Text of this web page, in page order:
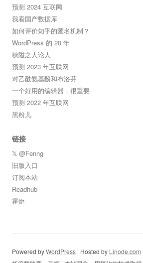
预测 2024 互联网
我看国产数据库
如何评价知乎的匿名机制？
WordPress 的 20 年
狹隘之人论人
预测 2023 年互联网
对乙酰氨基酚和布洛芬
一个好用的编辑器，很重要
预测 2022 年互联网
黑粉儿
链接
𝕏 @Fenng
旧版入口
订阅本站
Readhub
霍炬
Powered byWordPress | Hosted by Linode.com